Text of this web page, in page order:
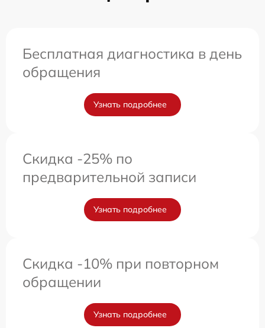
Бесплатная диагностика в день
обращения
Узнать подробнее
Скидка -25% по
предварительной записи
Узнать подробнее
Скидка -10% при повторном
обращении
Узнать подробнее